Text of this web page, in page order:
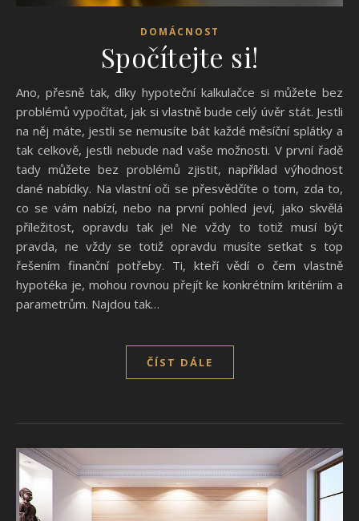
DOMÁCNOST
Spočítejte si!
Ano, přesně tak, díky hypoteční kalkulačce si můžete bez
problémů vypočítat, jak si vlastně bude celý úvěr stát. Jestli
na něj máte, jestli se nemusíte bát každé měsíční splátky a
tak celkově, jestli nebude nad vaše možnosti. V první řadě
tady můžete bez problémů zjistit, například výhodnost
dané nabídky. Na vlastní oči se přesvědčíte o tom, zda to,
co se vám nabízí, nebo na první pohled jeví, jako skvělá
příležitost, opravdu tak je! Ne vždy to totiž musí být
pravda, ne vždy se totiž opravdu musíte setkat s top
řešením finanční potřeby. Ti, kteří vědí o čem vlastně
hypotéka je, mohou rovnou přejít ke konkrétním kritériím a
parametrům. Najdou tak…
ČÍST DÁLE